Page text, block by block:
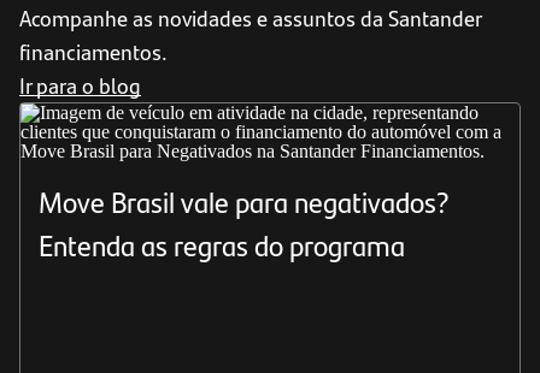
Acompanhe as novidades e assuntos da Santander
financiamentos.
Ir para o blog
Move Brasil vale para negativados?
Entenda as regras do programa